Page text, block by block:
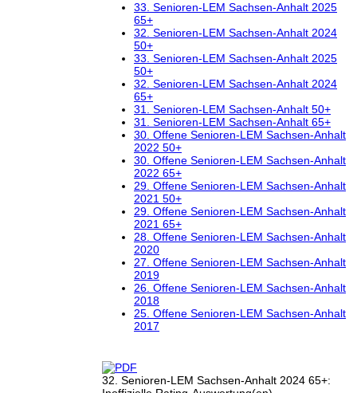
33. Senioren-LEM Sachsen-Anhalt 2025
65+
32. Senioren-LEM Sachsen-Anhalt 2024
50+
33. Senioren-LEM Sachsen-Anhalt 2025
50+
32. Senioren-LEM Sachsen-Anhalt 2024
65+
31. Senioren-LEM Sachsen-Anhalt 50+
31. Senioren-LEM Sachsen-Anhalt 65+
30. Offene Senioren-LEM Sachsen-Anhalt
2022 50+
30. Offene Senioren-LEM Sachsen-Anhalt
2022 65+
29. Offene Senioren-LEM Sachsen-Anhalt
2021 50+
29. Offene Senioren-LEM Sachsen-Anhalt
2021 65+
28. Offene Senioren-LEM Sachsen-Anhalt
2020
27. Offene Senioren-LEM Sachsen-Anhalt
2019
26. Offene Senioren-LEM Sachsen-Anhalt
2018
25. Offene Senioren-LEM Sachsen-Anhalt
2017
32. Senioren-LEM Sachsen-Anhalt 2024 65+: